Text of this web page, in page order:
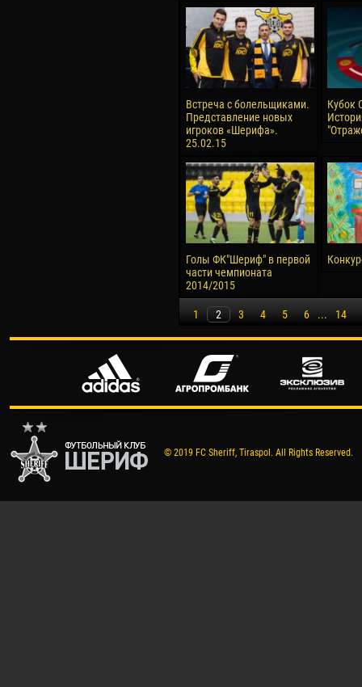
Встреча с болельщиками.
Представление новых
игроков «Шерифа».
25.02.15
Кубок
Голы ФК"Шериф" в первой
части чемпионата
2014/2015
1 2 3 4 5 6 ... 14
© 2019 FC Sheriff, Tiraspol. All Rights Reserved.